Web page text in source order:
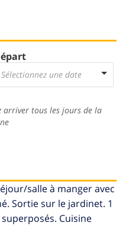
Sélectionnez une date
arriver tous les jours de la
salle à manger avec
Sortie sur le jardinet. 1
Cuisine